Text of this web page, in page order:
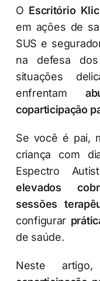
O Escritório
em ações de
SUS e
na defesa
situações
enfrentam
coparticipação
Se você é pai,
criança com
Espectro
elevados
sessões
configurar
de saúde.
Neste